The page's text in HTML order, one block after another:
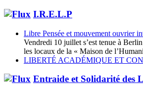
I.R.E.L.P
Libre Pensée et mouvement ouvrier
Vendredi 10 juillet s’est tenue à
les locaux de la « Maison de
LIBERTÉ ACADÉMIQUE ET
Entraide et Solidarité des